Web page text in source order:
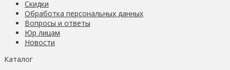
Скидки
Обработка персональных данных
Вопросы и ответы
Юр лицам
Новости
Каталог